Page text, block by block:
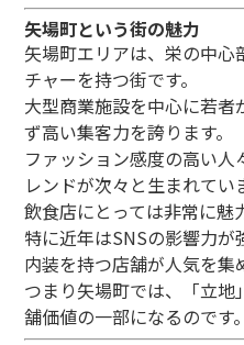
矢場町という街の魅力
矢場町エリアは、栄の中
チャーを持つ街です。
大型商業施設を中心に若
ず高い集客力を誇ります。
ファッション感度の高い
レンドが次々と生まれてい
飲食店にとっては非常に魅
特に近年はSNSの影響力
内装を持つ店舗が人気を集
つまり矢場町では、「立
舗価値の一部になるのです。